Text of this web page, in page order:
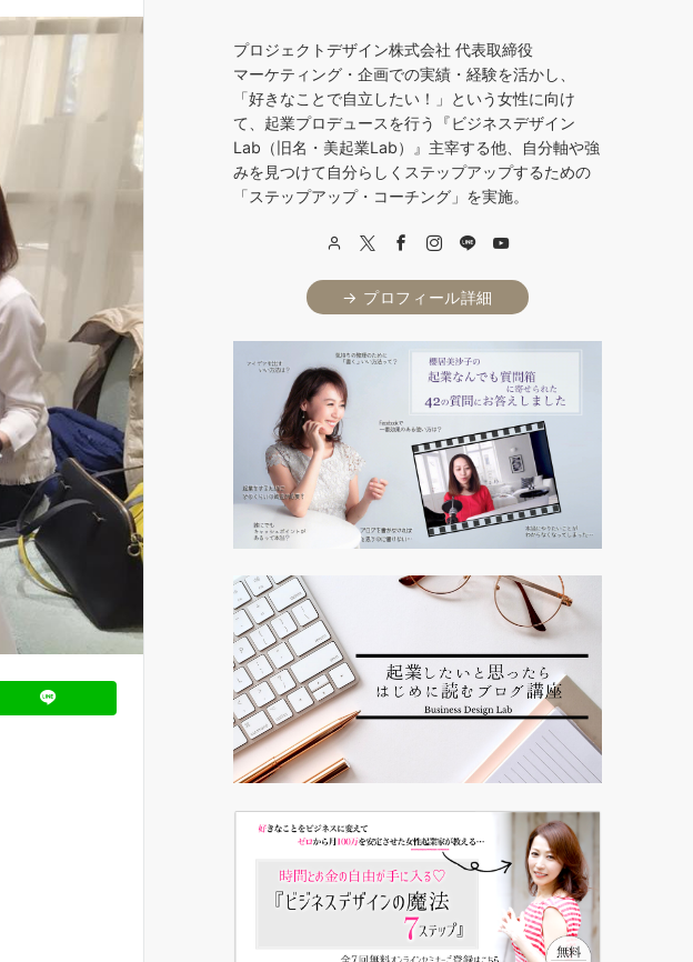
プロジェクトデザイン株式会社 代表取締役
マーケティング・企画での実績・経験を活かし、
「好きなことで自立したい！」という女性に向け
て、起業プロデュースを行う『ビジネスデザイン
Lab（旧名・美起業Lab）』主宰する他、自分軸や強
みを見つけて自分らしくステップアップするための
「ステップアップ・コーチング」を実施。
→ プロフィール詳細